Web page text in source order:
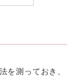
を測っておき、